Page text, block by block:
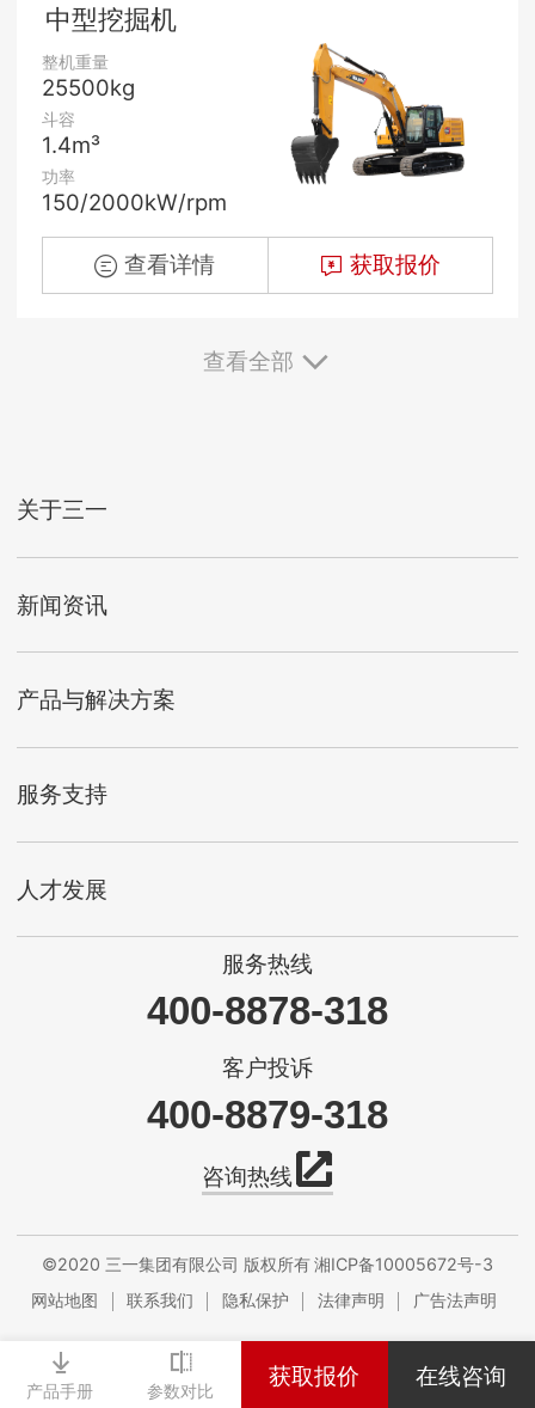
中型挖掘机
整机重量
25500kg
斗容
1.4m³
功率
150/2000kW/rpm
查看详情 获取报价
查看全部
产品手册 参数对比
获取报价 在线咨询
关于三一
新闻资讯
产品与解决方案
服务支持
人才发展
服务热线
400-8878-318
客户投诉
400-8879-318
咨询热线
©2020 三一集团有限公司 版权所有湘ICP备10005672号-3
网站地图
联系我们 隐私保护 法律声明 广告法声明